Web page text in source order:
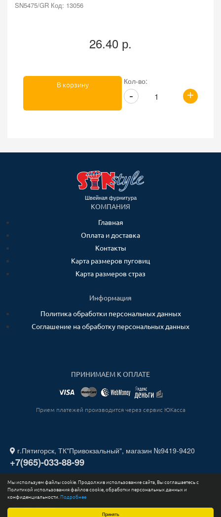
Принять
Мы используем файлы cookie. Продолжив использование сайта, Вы соглашаетесь с
Политикой использования файлов cookie, обработки персональных данных и
конфиденциальности. Подробнее
SN5475/GR Код: 13056
26.40 р.
Кол-во:
+
-
В корзину
Швейная фурнитура
КОМПАНИЯ
Главная
Оплата и доставка
Контакты
Карта размеров пуговиц
Карта размеров страз
Информация
Политика обработки персональных данных
Соглашение на обработку персональных данных
ПРИНИМАЕМ К ОПЛАТЕ
Прием платежей производится через сервис ЮКасса
г.Пятигорск, ТК"Привокзальный", магазин №9419-9420
+7(965)-033-88-99
2026. Все права защищены. ИП СТАДНИЧЕНКО ИГОРЬ
ЮРЬЕВИЧ ИНН 263211730164.